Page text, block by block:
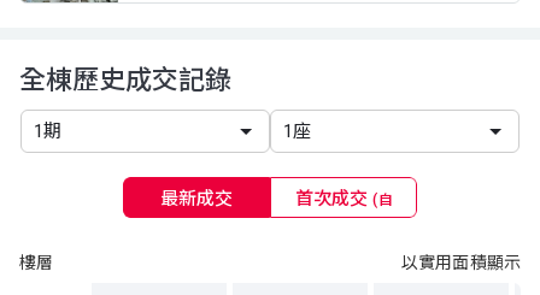
全棟歷史成交記錄
最新成交 首次成交(自
樓層 以實用面積顯示